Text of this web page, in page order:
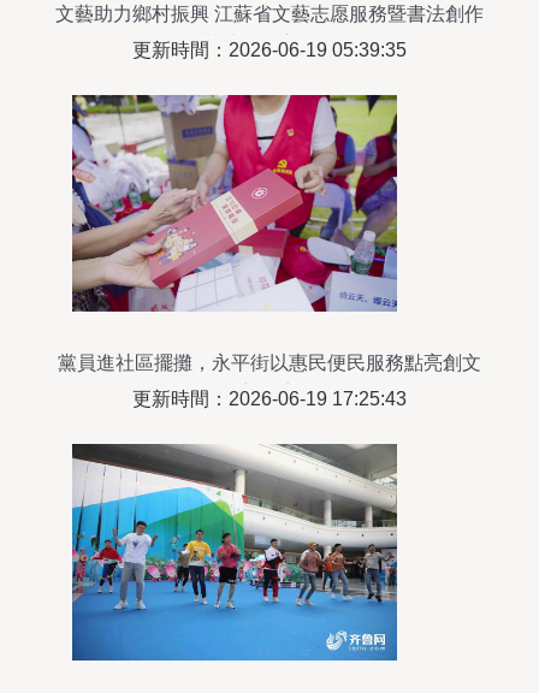
文藝助力鄉村振興 江蘇省文藝志愿服務暨書法創作
基地在江寧揭牌
更新時間：2026-06-19 05:39:35
黨員進社區擺攤，永平街以惠民便民服務點亮創文
新篇章
更新時間：2026-06-19 17:25:43